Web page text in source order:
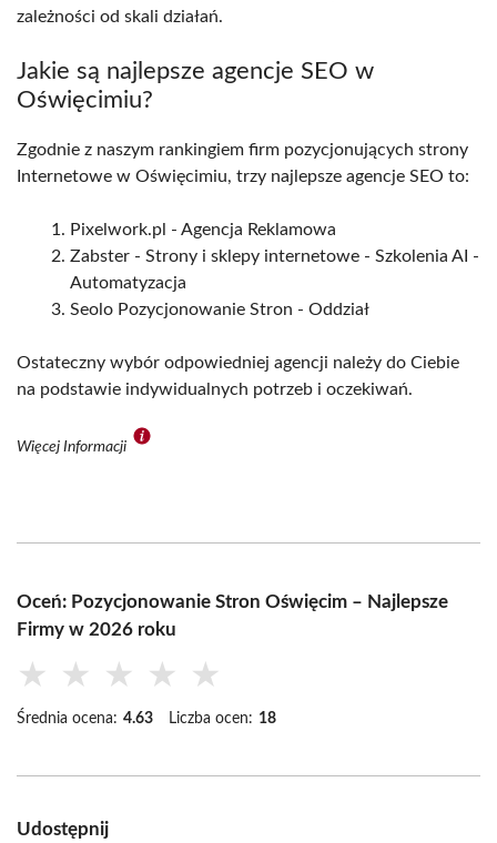
zależności od skali działań.
Jakie są najlepsze agencje SEO w
Oświęcimiu?
Zgodnie z naszym rankingiem firm pozycjonujących strony
Internetowe w Oświęcimiu, trzy najlepsze agencje SEO to:
Pixelwork.pl - Agencja Reklamowa
Zabster - Strony i sklepy internetowe - Szkolenia AI -
Automatyzacja
Seolo Pozycjonowanie Stron - Oddział
Ostateczny wybór odpowiedniej agencji należy do Ciebie
na podstawie indywidualnych potrzeb i oczekiwań.
Więcej Informacji
Oceń: Pozycjonowanie Stron Oświęcim – Najlepsze
Firmy w 2026 roku
★ ★ ★ ★ ★
Średnia ocena: 4.63 Liczba ocen: 18
Udostępnij